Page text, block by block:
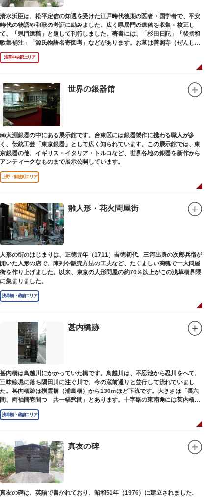
清水浜臣は、松平定信の知遇を受けた江戸時代後期の医者・国学者で、平安
時代の物語や和歌の考証に励みました。広く県居門の遺稿を収集・校正し
て、「県門遺稿」と題して刊行しました。著書には、「杉田日記」「後撰和
歌集補注」「源氏物語名寄図考」などがあります。お墓は善照寺（ぜんしょ
うじ）境内にあります。
浅草中央部エリア
世界の銀器館
㈱大淵銀器の中にある展示館です。台東区には銀器製作に携わる職人が多
く、伝統工芸「東京銀器」として広く知られています。この展示館では、東
京銀器の他、イギリス・イタリア・トルコなど、世界各地の銀器を新作から
アンティークなものまで展示公開しています。
上野・御徒町エリア
雛人形・花火問屋街
人形の街のはじまりは、正徳元年（1711）吉徳初代、三河出身の次郎兵衛が
開いた人形の店で、陳列や販売方法の工夫など、たくましい商魂で一大問屋
街を作り上げました。以来、東京の人形問屋の約70％以上がこの浅草橋界隈
に集まりました。
浅草橋・蔵前エリア
甚内橋跡
甚内橋は鳥越川にかかっていた橋です。鳥越川は、不忍池から忍川をへて、
三味線堀に落ち隅田川に注ぐ川で、今の蔵前通りと並行して流れていまし
た。甚内橋跡は攅霊橋（浦島橋）から130ｍほど下流です。大きさは「長六
間、両袖間壱間つゞ共一幅弐間」とあります。十字路の東南角には甚内橋跡
の石碑があります。
浅草橋・蔵前エリア
真友の碑
真友の碑は、英語で書かれており、昭和51年（1976）に建立されました。